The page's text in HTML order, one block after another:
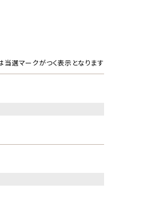
選マークがつく表示となります